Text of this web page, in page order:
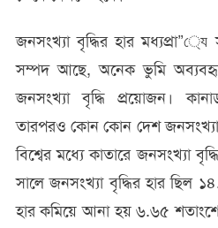
জনসংখ্যা বৃদ্ধির হার
সম্পদ আছে, অনেক ভুমি
জনসংখ্যা বৃদ্ধি প্রয়োজন।
তারপরও কোন কোন দেশ জনসংখ্যা
বিশ্বের মধ্যে কাতারে জনসংখ্যা
সালে জনসংখ্যা বৃদ্ধির হার ছিল
হার কমিয়ে আনা হয় ৬.৬৫